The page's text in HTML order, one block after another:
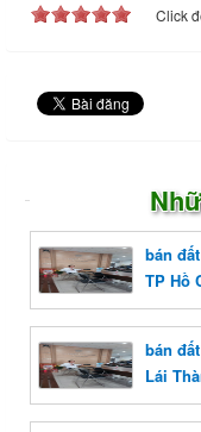
Click
bán
TP Hồ
bán
Lái